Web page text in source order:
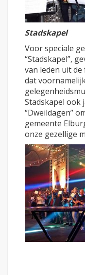
Stadskapel
Voor speciale
“Stadskapel”,
van leden uit
dat
Stadskapel ook
‘’Dweildagen’’
gemeente
onze gezellige